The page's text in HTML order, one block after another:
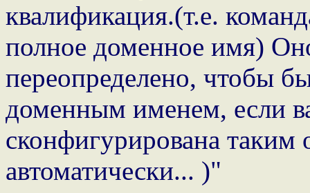
квалификация.(т.е.
полное доменное имя)
переопределено, чтобы
доменным именем, если
сконфигурирована таким
автоматически... )"